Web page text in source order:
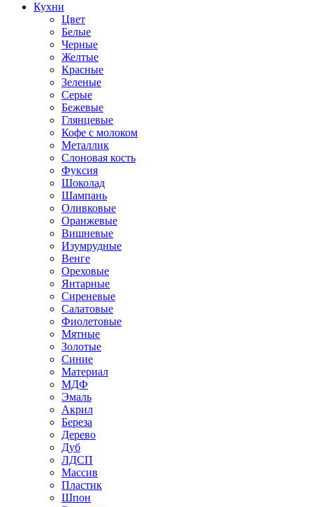
Кухни
Цвет
Белые
Черные
Желтые
Красные
Зеленые
Серые
Бежевые
Глянцевые
Кофе с молоком
Металлик
Слоновая кость
Фуксия
Шоколад
Шампань
Оливковые
Оранжевые
Вишневые
Изумрудные
Венге
Ореховые
Янтарные
Сиреневые
Салатовые
Фиолетовые
Мятные
Золотые
Синие
Материал
МДФ
Эмаль
Акрил
Береза
Дерево
Дуб
ЛДСП
Массив
Пластик
Шпон